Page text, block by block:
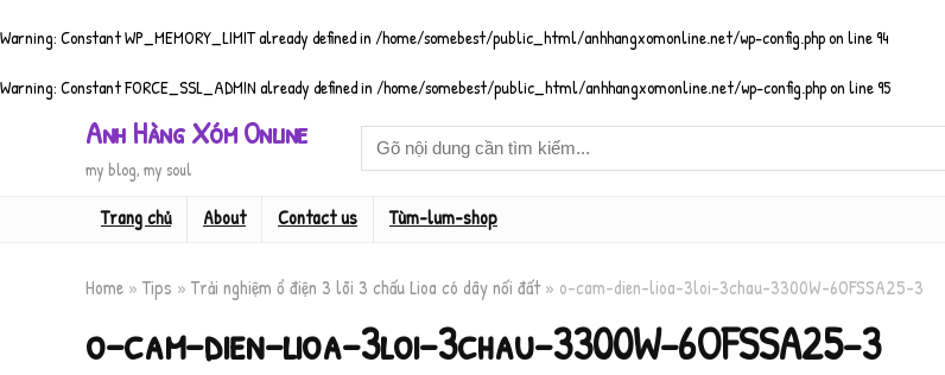
Warning: Constant WP_MEMORY_LIMIT already defined in/home/somebest/public_html/anhhangxomonline.net/wp-config.phpon line94
Warning: Constant FORCE_SSL_ADMIN already defined in/home/somebest/public_html/anhhangxomonline.net/wp-config.phpon line95
Anh Hàng Xóm Online
my blog, my soul
Trang chủ About Contact us Tùm-lum-shop
Home » Tips » Trải nghiệm ổ điện 3 lõi 3 chấu Lioa có dây nối đất» o-cam-dien-lioa-3loi-3chau-3300W-6OFSSA25-3
o-cam-dien-lioa-3loi-3chau-3300W-6OFSSA25-3